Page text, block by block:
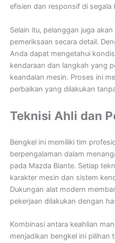
efisien dan responsif di segala
Selain itu, pelanggan juga
pemeriksaan secara detail.
Anda dapat mengetahui
kendaraan dan langkah yang
keandalan mesin. Proses ini
perbaikan yang dilakukan
Teknisi Ahli dan
Bengkel ini memiliki tim
berpengalaman dalam
pada Mazda Biante. Setiap
karakter mesin dan sistem
Dukungan alat modern
pekerjaan dilakukan dengan
Kombinasi antara keahlian
menjadikan bengkel ini pilihan